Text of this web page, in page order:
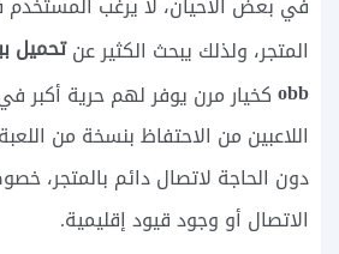
المتجر، ولذلك يبحث الكثير عن
obbكخيار مرن يوفر لهم حرية أكبر
اللاعبين من الاحتفاظ بنسخة من
دون الحاجة لاتصال دائم بالمتجر،
الاتصال أو وجود قيود إقليمية.